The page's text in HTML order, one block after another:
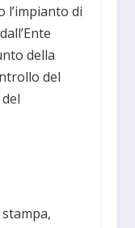
l’impianto di
della
del